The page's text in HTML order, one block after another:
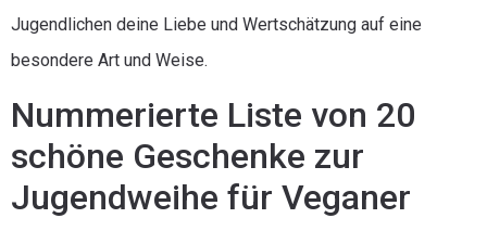
Jugendlichen deine Liebe und Wertschätzung auf eine
besondere Art und Weise.
Nummerierte Liste von 20
schöne Geschenke zur
Jugendweihe für Veganer